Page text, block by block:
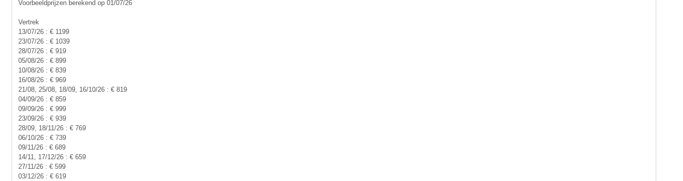
Voorbeeldprijzen berekend op 01/07/26
Vertrek
13/07/26 : € 1199
23/07/26 : € 1039
28/07/26 : € 919
05/08/26 : € 899
10/08/26 : € 839
16/08/26 : € 969
21/08, 25/08, 18/09, 16/10/26 : € 819
04/09/26 : € 859
09/09/26 : € 999
23/09/26 : € 939
28/09, 18/11/26 : € 769
06/10/26 : € 739
09/11/26 : € 689
14/11, 17/12/26 : € 659
27/11/26 : € 599
03/12/26 : € 619